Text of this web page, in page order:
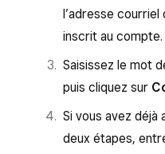
l’adresse
inscrit au compte.
Saisissez le mot
puis cliquez sur
Si vous avez déjà
deux étapes,